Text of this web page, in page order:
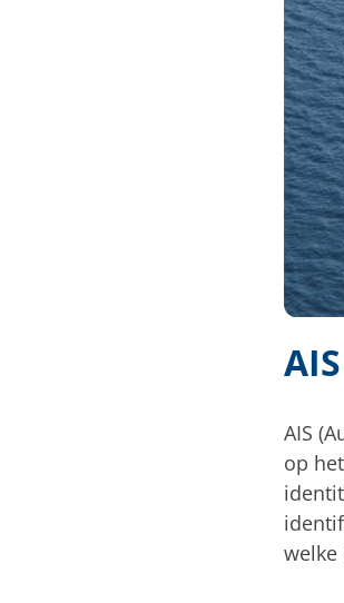
Boten, toebehoren en fun
AIS
op
welke